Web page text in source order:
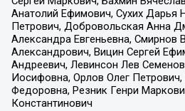
Анатолий Ефимович, Сухих Дарья
Петрович, Добровольская Анна
Александра Евгеньевна, Смирнов
Александрович, Вицин Сергей
Андреевич, Левинсон Лев
Иосифовна, Орлов Олег
Федоровна, Резник Генри
Константинович